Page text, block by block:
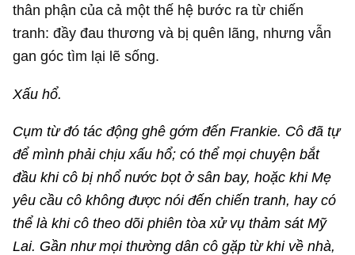
thân phận của cả một thế hệ bước ra từ chiến
tranh: đầy đau thương và bị quên lãng, nhưng vẫn
gan góc tìm lại lẽ sống.
Xấu hổ.
Cụm từ đó tác động ghê gớm đến Frankie. Cô đã tự
để mình phải chịu xấu hổ; có thể mọi chuyện bắt
đầu khi cô bị nhổ nước bọt ở sân bay, hoặc khi Mẹ
yêu cầu cô không được nói đến chiến tranh, hay có
thể là khi cô theo dõi phiên tòa xử vụ thảm sát Mỹ
Lai. Gần như mọi thường dân cô gặp từ khi về nhà,